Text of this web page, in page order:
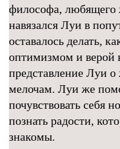
философа, любящего
навязался Луи в
оставалось делать,
оптимизмом и верой
представление Луи о
мелочам. Луи же
почувствовать себя
познать радости,
знакомы.